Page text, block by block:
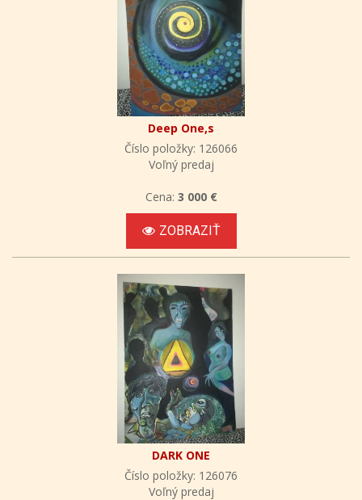
Deep One,s
Číslo položky: 126066
Voľný predaj
Cena: 3 000 €
ZOBRAZIŤ
DARK ONE
Číslo položky: 126076
Voľný predaj